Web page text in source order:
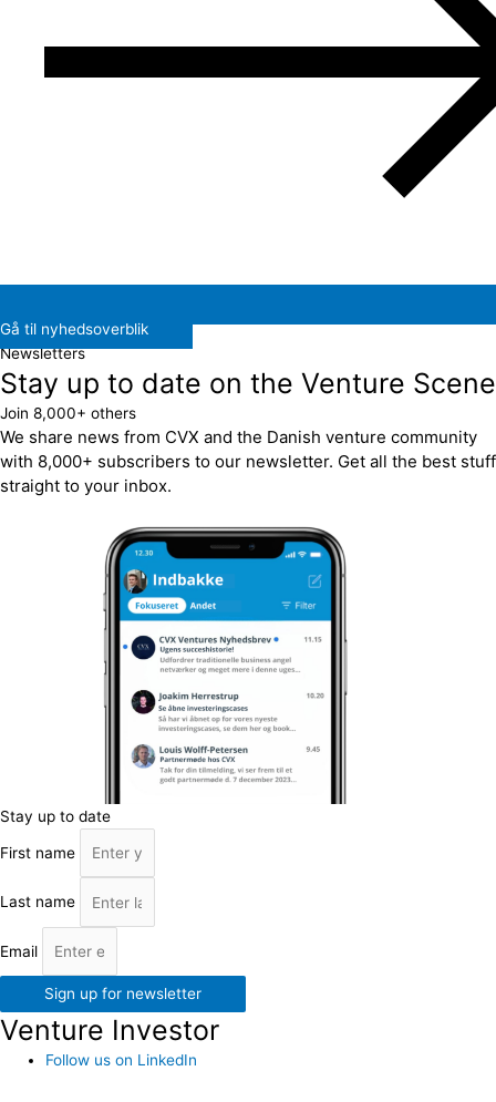
Gå til nyhedsoverblik
Newsletters
Stay up to date on the Venture Scene
Join 8,000+ others
We share news from CVX and the Danish venture community
with 8,000+ subscribers to our newsletter. Get all the best stuff
straight to your inbox.
Stay up to date
First name
Last name
Email
Sign up for newsletter
Venture Investor
Follow us on LinkedIn